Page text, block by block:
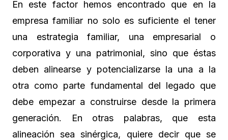
En este factor hemos encontrado que en la
empresa familiar no solo es suficiente el tener
una estrategia familiar, una empresarial o
corporativa y una patrimonial, sino que éstas
deben alinearse y potencializarse la una a la
otra como parte fundamental del legado que
debe empezar a construirse desde la primera
generación. En otras palabras, que esta
alineación sea sinérgica, quiere decir que se